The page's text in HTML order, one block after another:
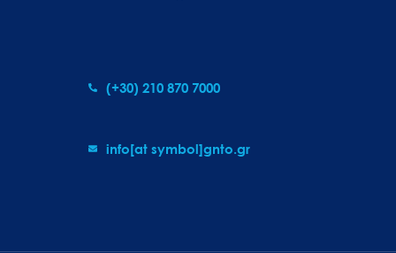
(+30) 210 870 7000
info[at symbol]gnto.gr